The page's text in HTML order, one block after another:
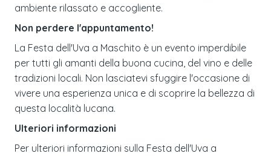
ambiente rilassato e accogliente.
Non perdere l'appuntamento!
La Festa dell'Uva a Maschito è un evento imperdibile
per tutti gli amanti della buona cucina, del vino e delle
tradizioni locali. Non lasciatevi sfuggire l'occasione di
vivere una esperienza unica e di scoprire la bellezza di
questa località lucana.
Ulteriori informazioni
Per ulteriori informazioni sulla Festa dell'Uva a